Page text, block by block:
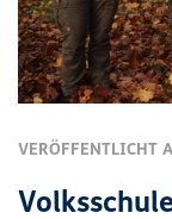
VERÖFFENTLICHT